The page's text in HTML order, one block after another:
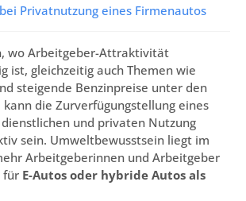
Privatnutzung eines Firmenautos
wo Arbeitgeber-Attraktivität
ist, gleichzeitig auch Themen wie
steigende Benzinpreise unter den
die Zurverfügungstellung eines
und privaten Nutzung
sein. Umweltbewusstsein liegt im
Arbeitgeberinnen und Arbeitgeber
für E-Autos oder hybride Autos als